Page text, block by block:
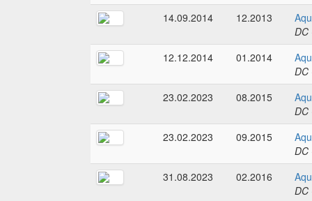
14.09.2014
12.2013
DC
12.12.2014
01.2014
DC
23.02.2023
08.2015
DC
23.02.2023
09.2015
DC
31.08.2023
02.2016
DC